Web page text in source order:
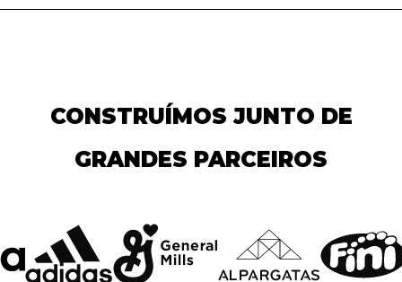
CONSTRUÍMOS JUNTO DE
GRANDES PARCEIROS